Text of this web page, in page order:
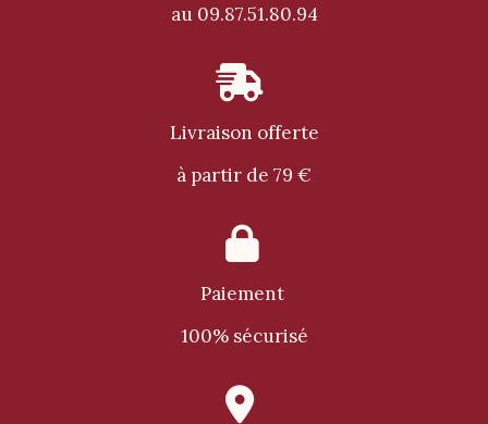
au 09.87.51.80.94

Livraison offerte
à partir de 79 €

Paiement
100% sécurisé
